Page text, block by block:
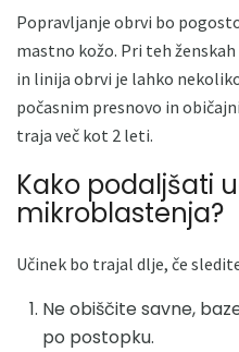
Popravljanje obrvi bo
mastno kožo. Pri teh
in linija obrvi je lahko
počasnim presnovo in
traja več kot 2 leti.
Kako podaljšati
mikroblastenja?
Učinek bo trajal dlje, če
Ne obiščite savne,
po postopku.